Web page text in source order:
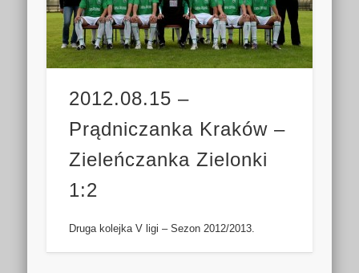
2012.08.15 –
Prądniczanka Kraków –
Zieleńczanka Zielonki
1:2
Druga kolejka V ligi – Sezon 2012/2013.